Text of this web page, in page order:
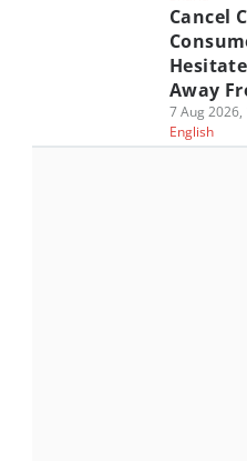
Cancel
Away
7 Aug 2026,
English